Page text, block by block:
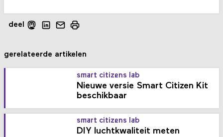
deel
gerelateerde artikelen
smart citizens lab
Nieuwe versie Smart Citizen Kit
beschikbaar
smart citizens lab
DIY luchtkwaliteit meten